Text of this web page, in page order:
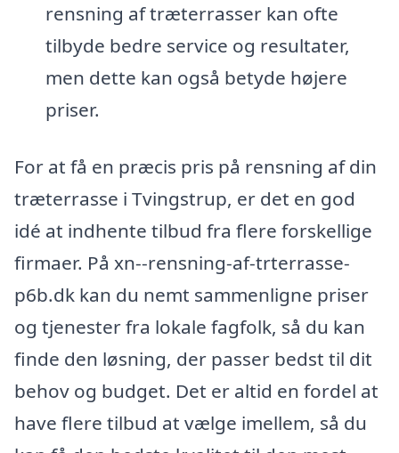
rensning af træterrasser kan ofte
tilbyde bedre service og resultater,
men dette kan også betyde højere
priser.
For at få en præcis pris på rensning af din
træterrasse i Tvingstrup, er det en god
idé at indhente tilbud fra flere forskellige
firmaer. På xn--rensning-af-trterrasse-
p6b.dk kan du nemt sammenligne priser
og tjenester fra lokale fagfolk, så du kan
finde den løsning, der passer bedst til dit
behov og budget. Det er altid en fordel at
have flere tilbud at vælge imellem, så du